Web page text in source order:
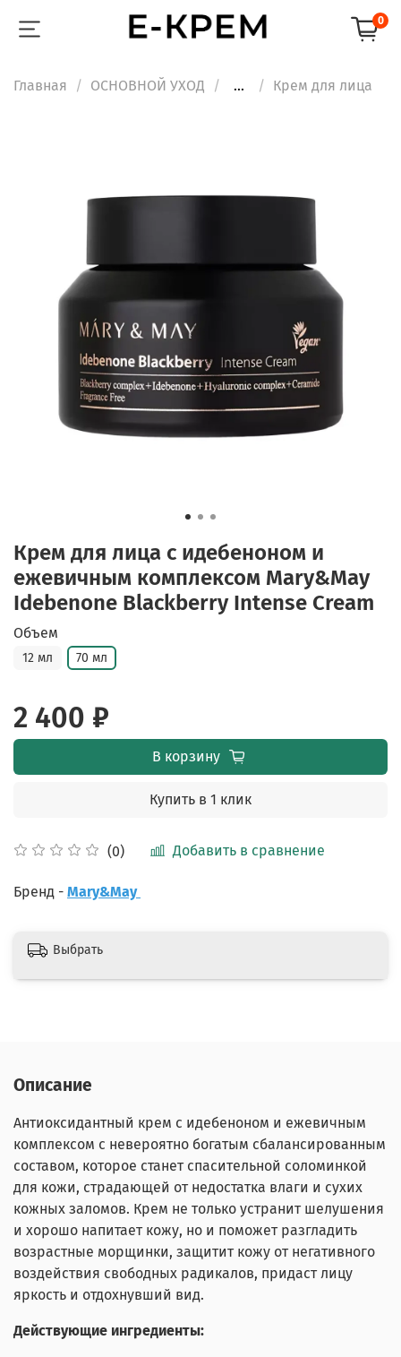
0
Главная ОСНОВНОЙ УХОД ... Крем для лица
Крем для лица с идебеноном и
ежевичным комплексом Mary&May
Idebenone Blackberry Intense Cream
(0) Добавить в сравнение
Объем
12 мл 70 мл
2 400 ₽
В корзину
Купить в 1 клик
Бренд - Mary&May
Выбрать
Описание
Антиоксидантный крем с идебеноном и ежевичным
комплексом с невероятно богатым сбалансированным
составом, которое станет спасительной соломинкой
для кожи, страдающей от недостатка влаги и сухих
кожных заломов. Крем не только устранит шелушения
и хорошо напитает кожу, но и поможет разгладить
возрастные морщинки, защитит кожу от негативного
воздействия свободных радикалов, придаст лицу
яркость и отдохнувший вид.
Действующие ингредиенты: